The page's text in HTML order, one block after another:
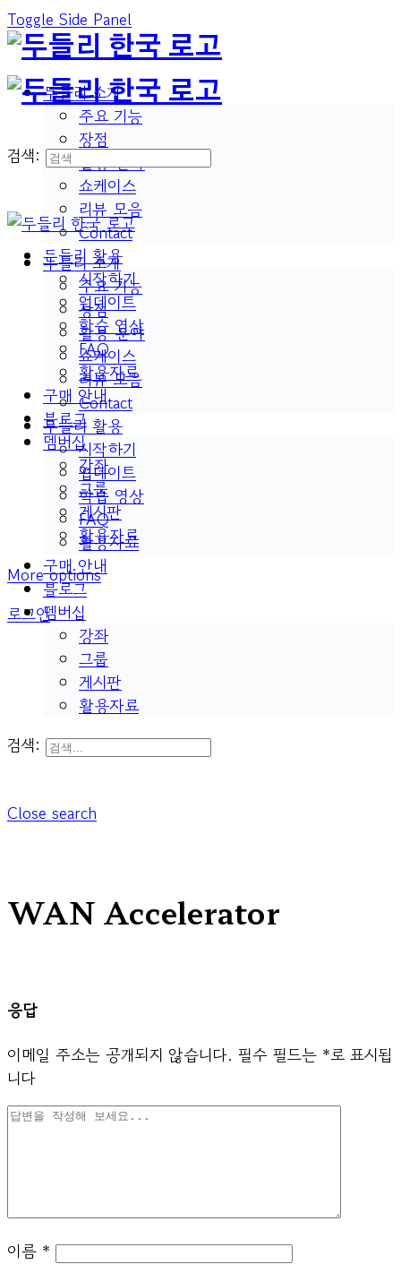
Toggle Side Panel
두들리 소개
주요 기능
장점
활용 분야
쇼케이스
리뷰 모음
Contact
두들리 활용
시작하기
업데이트
학습 영상
FAQ
활용자료
구매 안내
블로그
멤버십
강좌
그룹
게시판
활용자료
More options
로그인
검색:
두들리 소개
주요 기능
장점
활용 분야
쇼케이스
리뷰 모음
Contact
두들리 활용
시작하기
업데이트
학습 영상
FAQ
활용자료
구매 안내
블로그
멤버십
강좌
그룹
게시판
활용자료
검색:
Close search
WAN Accelerator
응답
이메일 주소는 공개되지 않습니다. 필수 필드는 *로 표시됩
니다
이름 *